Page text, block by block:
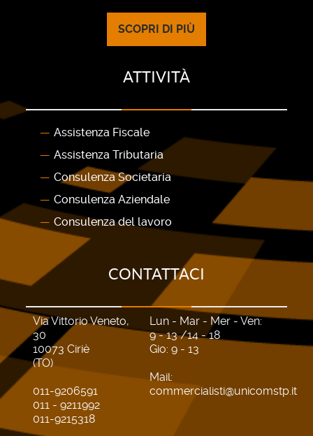
SCOPRI DI PIÙ
ATTIVITÀ
Assistenza Fiscale
Assistenza Tributaria
Consulenza Societaria
Consulenza Aziendale
Consulenza del lavoro
CONTATTACI
Via Vittorio Veneto,
30
10073 Ciriè
(TO)
011-9206591
011 - 9211992
011-9215318
Lun - Mar - Mer - Ven:
9 - 13 /14 - 18
Gio: 9 - 13
Mail:
commercialisti@unicomstp.it